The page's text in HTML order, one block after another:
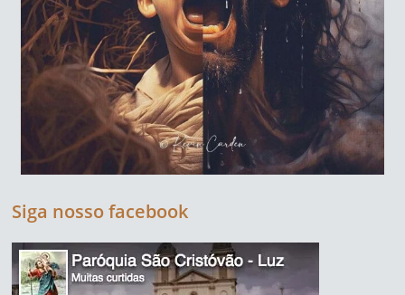
Siga nosso facebook